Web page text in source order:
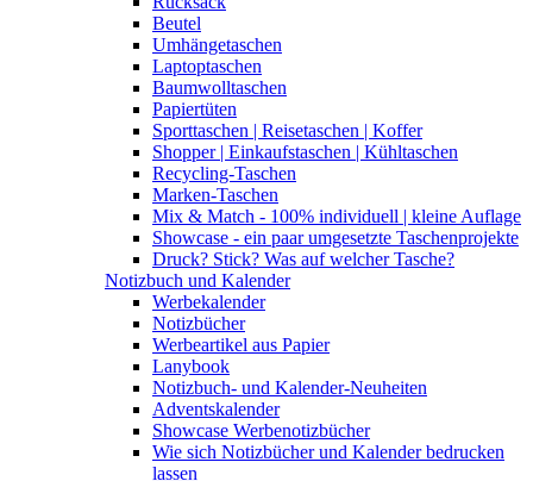
Beutel
Umhängetaschen
Laptoptaschen
Baumwolltaschen
Papiertüten
Sporttaschen | Reisetaschen | Koffer
Shopper | Einkaufstaschen | Kühltaschen
Recycling-Taschen
Marken-Taschen
Mix & Match - 100% individuell | kleine Auflage
Showcase - ein paar umgesetzte Taschenprojekte
Druck? Stick? Was auf welcher Tasche?
Notizbuch und Kalender
Werbekalender
Notizbücher
Werbeartikel aus Papier
Lanybook
Notizbuch- und Kalender-Neuheiten
Adventskalender
Showcase Werbenotizbücher
Wie sich Notizbücher und Kalender bedrucken
lassen